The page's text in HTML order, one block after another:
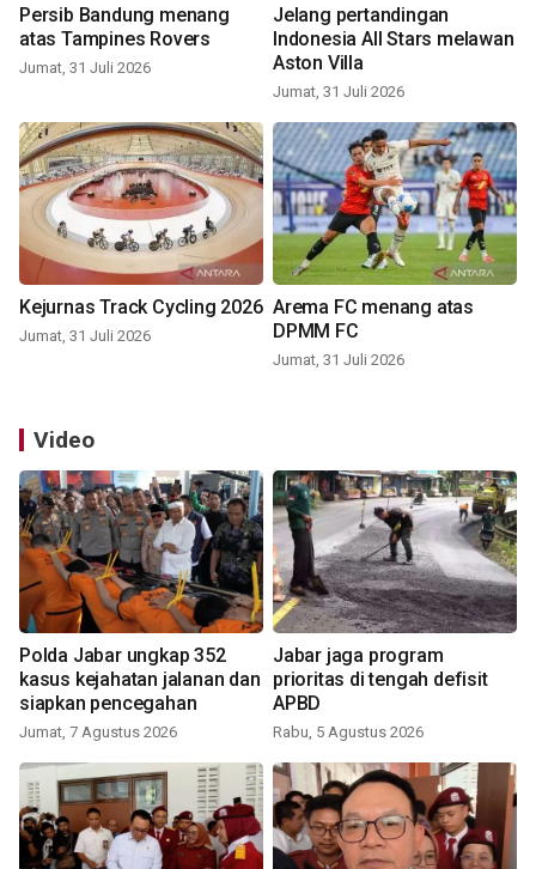
Persib Bandung menang
atas Tampines Rovers
Jumat, 31 Juli 2026
Jelang pertandingan
Indonesia All Stars melawan
Aston Villa
Jumat, 31 Juli 2026
Kejurnas Track Cycling 2026
Jumat, 31 Juli 2026
Arema FC menang atas
DPMM FC
Jumat, 31 Juli 2026
Video
Polda Jabar ungkap 352
kasus kejahatan jalanan dan
siapkan pencegahan
Jumat, 7 Agustus 2026
Jabar jaga program
prioritas di tengah defisit
APBD
Rabu, 5 Agustus 2026